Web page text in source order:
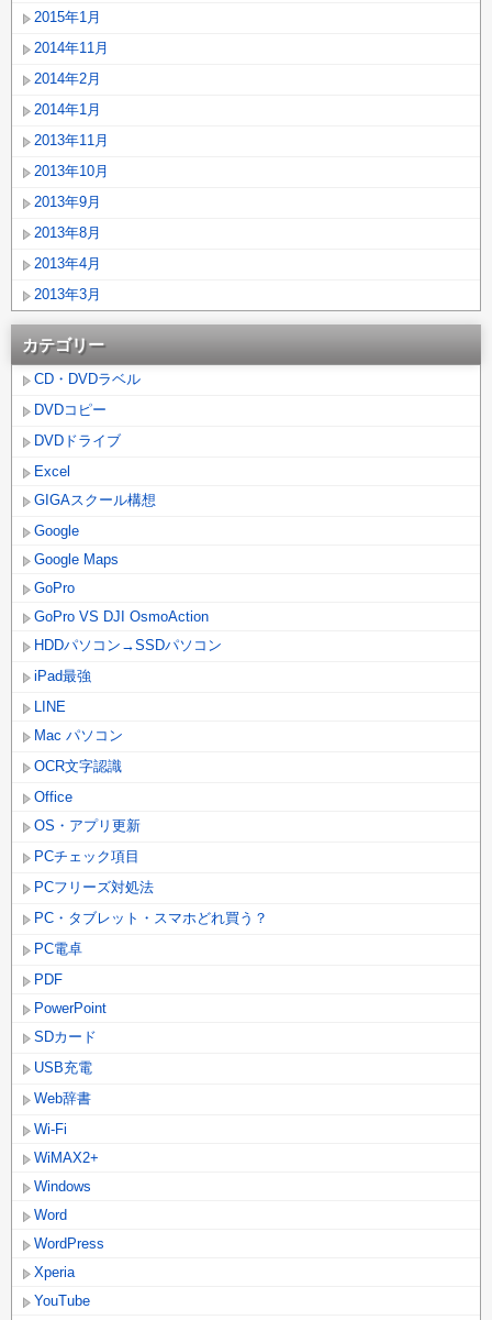
2015年1月
2014年11月
2014年2月
2014年1月
2013年11月
2013年10月
2013年9月
2013年8月
2013年4月
2013年3月
カテゴリー
CD・DVDラベル
DVDコピー
DVDドライブ
Excel
GIGAスクール構想
Google
Google Maps
GoPro
GoPro VS DJI OsmoAction
HDDパソコン→SSDパソコン
iPad最強
LINE
Mac パソコン
OCR文字認識
Office
OS・アプリ更新
PCチェック項目
PCフリーズ対処法
PC・タブレット・スマホどれ買う？
PC電卓
PDF
PowerPoint
SDカード
USB充電
Web辞書
Wi-Fi
WiMAX2+
Windows
Word
WordPress
Xperia
YouTube